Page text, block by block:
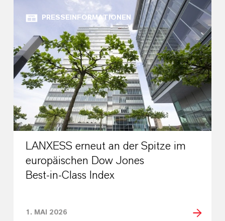
PRESSEINFORMATIONEN
LANXESS erneut an der Spitze im
europäischen Dow Jones
Best‑in‑Class Index
1. MAI 2026